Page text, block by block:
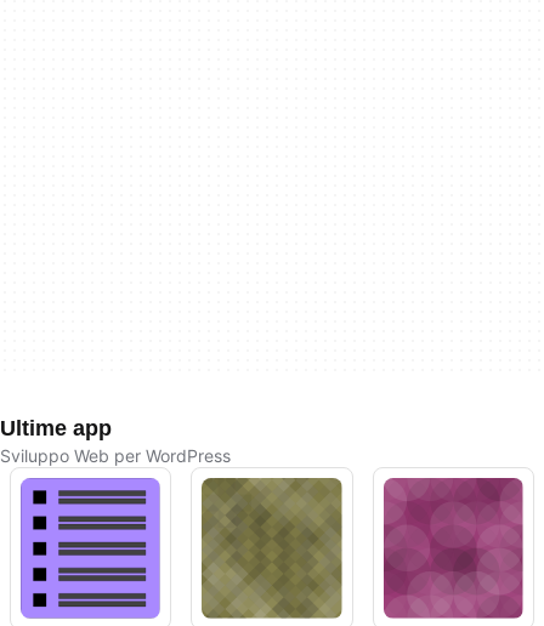
Ultime app
Sviluppo Web per WordPress